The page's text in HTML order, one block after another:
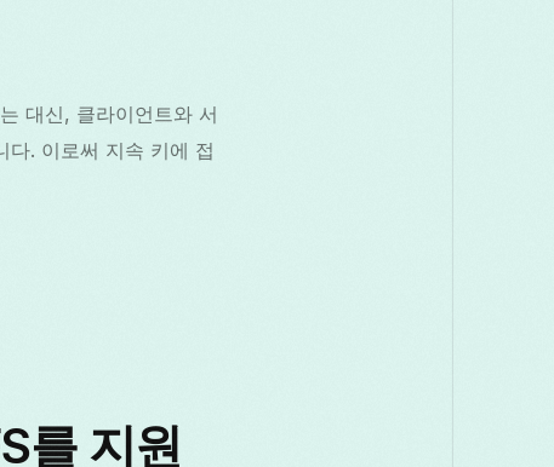
대신, 클라이언트와 서
다. 이로써 지속 키에 접
를 지원